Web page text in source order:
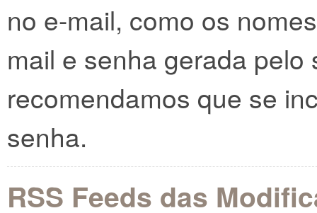
no e-mail, como os
mail e senha gerada
recomendamos que se
senha.
RSS Feeds das